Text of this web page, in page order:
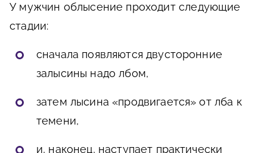
У мужчин облысение проходит следующие
стадии:
сначала появляются двусторонние
залысины надо лбом,
затем лысина «продвигается» от лба к
темени,
и, наконец, наступает практически